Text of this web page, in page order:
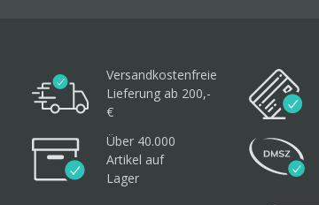
Versandkostenfreie
Lieferung ab 200,-
€
Über 40.000
Artikel auf
Lager